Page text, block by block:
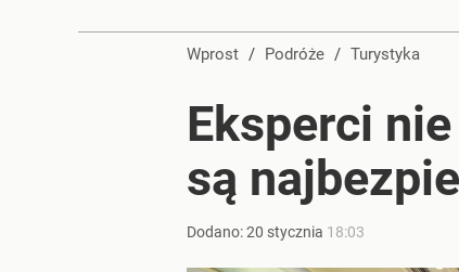
Wprost / Podróże / Turystyka
Eksperci
są
Dodano:20 stycznia 18:03